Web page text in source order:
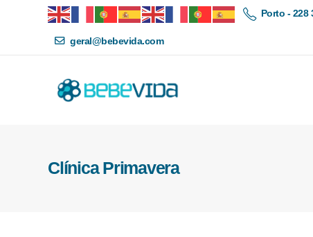
Porto - 228
geral@bebevida.com
Clínica Primavera